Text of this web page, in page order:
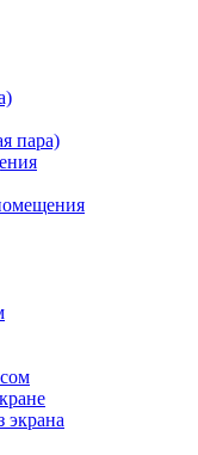
пара)
экрана